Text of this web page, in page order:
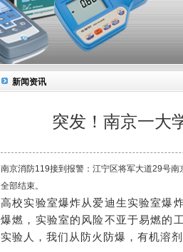
新闻资讯
突发！南京一大
南京消防119接到报警：江宁区将军大道29号南
全部结束。
高校实验室爆炸从爱迪生实验室爆
爆燃，实验室的风险不亚于易燃的
实验人，我们从防火防爆，有机溶